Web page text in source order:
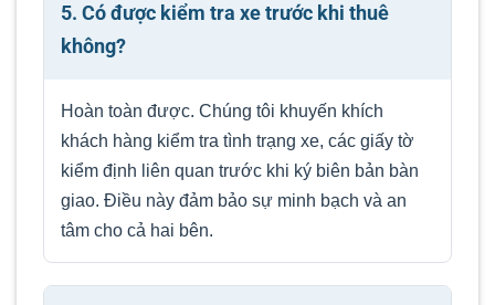
5. Có được kiểm tra xe trước khi thuê
không?
Hoàn toàn được. Chúng tôi khuyến khích
khách hàng kiểm tra tình trạng xe, các giấy tờ
kiểm định liên quan trước khi ký biên bản bàn
giao. Điều này đảm bảo sự minh bạch và an
tâm cho cả hai bên.